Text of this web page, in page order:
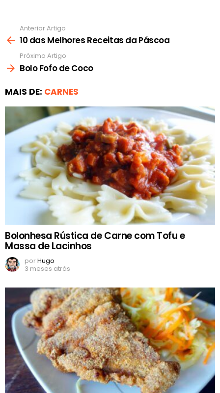
mais
Anterior Artigo
10 das Melhores Receitas da Páscoa
Próximo Artigo
Bolo Fofo de Coco
MAIS DE: CARNES
Bolonhesa Rústica de Carne com Tofu e
Massa de Lacinhos
porHugo
3 meses atrás